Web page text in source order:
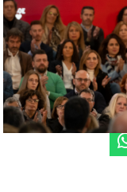
Paula V.
Publicado: